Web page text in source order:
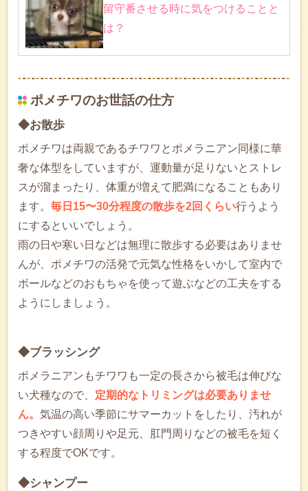
留守番させる時に気をつけることと
は？
ポメチワのお世話の仕方
◆お散歩
ポメチワは両親であるチワワとポメラニアン同様に華
奢な体型をしていますが、運動量が足りないとストレ
スが溜まったり、体重が増えて肥満になることもあり
ます。 毎日15〜30分程度の散歩を2回くらい行うよう
にするといいでしょう。
雨の日や寒い日などは無理に散歩する必要はありませ
んが、ポメチワの活発で元気な性格をいかして室内で
ボールなどのおもちゃを使って遊ぶなどの工夫をする
ようにしましょう。
◆ブラッシング
ポメラニアンもチワワも一定の長さから被毛は伸びな
い犬種なので、 定期的なトリミングは必要ありませ
ん。 気温の高い季節にサマーカットをしたり、汚れが
つきやすい顔周りや足元、肛門周りなどの被毛を短く
する程度でOKです。
◆シャンプー